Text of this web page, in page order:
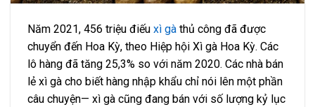
Năm 2021, 456 triệu điếu xì gà thủ công đã được
chuyển đến Hoa Kỳ, theo Hiệp hội Xì gà Hoa Kỳ. Các
lô hàng đã tăng 25,3% so với năm 2020. Các nhà bán
lẻ xì gà cho biết hàng nhập khẩu chỉ nói lên một phần
câu chuyện— xì gà cũng đang bán với số lượng kỷ lục